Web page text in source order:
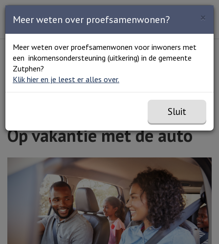
Open en sluit het
Menu
Lees voor
Uitleg woorden
Simpele tekst
Home Op vakantie met de auto
Op vakantie met de auto
×
Meer weten over proefsamenwonen?
Meer weten over proefsamenwonen voor inwoners met
een inkomensondersteuning (uitkering) in de gemeente
Zutphen?
Klik hier en je leest er alles over.
Sluit